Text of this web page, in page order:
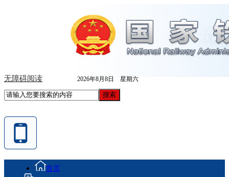
无障碍阅读 2026年8月8日 星期六
首页